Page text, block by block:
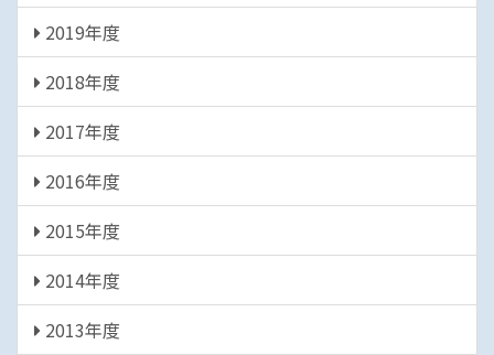
2019年度
2018年度
2017年度
2016年度
2015年度
2014年度
2013年度